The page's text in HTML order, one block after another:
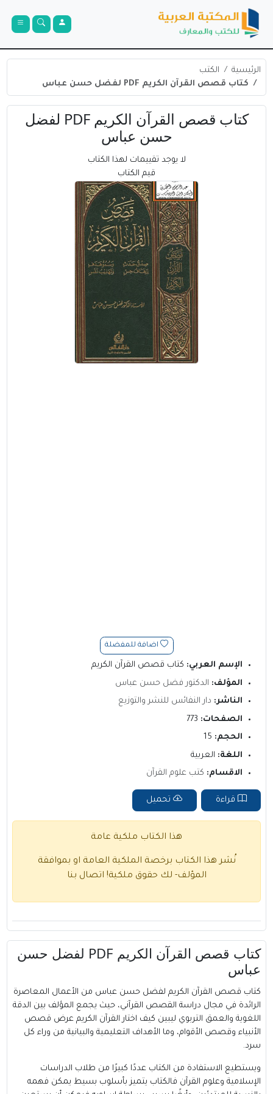
الرئيسية
الكتب
كتاب قصص القرآن الكريم PDF لفضل حسن عباس
كتاب قصص القرآن الكريم PDF لفضل
حسن عباس
لا يوجد تقييمات لهذا الكتاب
قيم الكتاب
اضافة للمفضلة
الإسم العربي: كتاب قصص القرآن الكريم
المؤلف: الدكتور فضل حسن عباس
الناشر: دار النفائس للنشر والتوزيع
الصفحات:
الحجم:
اللغة: العربية
الاقسام: كتب علوم القرآن
قراءة تحميل
هذا الكتاب ملكية عامة
نُشر هذا الكتاب برخصة الملكية العامة او بموافقة
المؤلف- لك حقوق ملكية! اتصال بنا
كتاب قصص القرآن الكريم PDF لفضل حسن
عباس
كتاب قصص القرآن الكريم لفضل حسن عباس من الأعمال المعاصرة
الرائدة في مجال دراسة القصص القرآني، حيث يجمع المؤلف بين الدقة
اللغوية والعمق التربوي ليبين كيف اختار القرآن الكريم عرض قصص
الأنبياء وقصص الأقوام، وما الأهداف التعليمية والبيانية من وراء كل
سرد.
ويستطيع الاستفادة من الكتاب عددًا كبيرًا من طلاب الدراسات
الإسلامية وعلوم القرآن فالكتاب يتميز بأسلوب بسيط يمكن فهمه